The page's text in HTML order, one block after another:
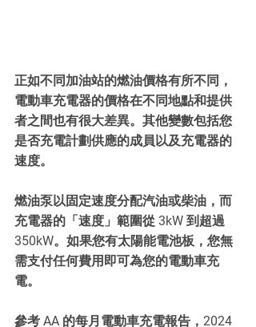
正如不同加油站的燃油價格有所不同，
電動車充電器的價格在不同地點和提供
者之間也有很大差異。其他變數包括您
是否充電計劃供應的成員以及充電器的
速度。
燃油泵以固定速度分配汽油或柴油，而
充電器的「速度」範圍從 3kW 到超過
350kW。如果您有太陽能電池板，您無
需支付任何費用即可為您的電動車充
電。
參考 AA 的每月電動車充電報告，2024